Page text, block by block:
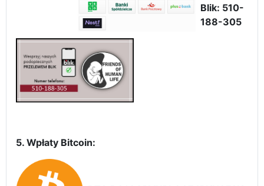
Blik: 510-
188-305
5. Wpłaty Bitcoin: